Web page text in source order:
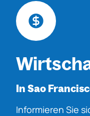
In Sao
Informieren Sie